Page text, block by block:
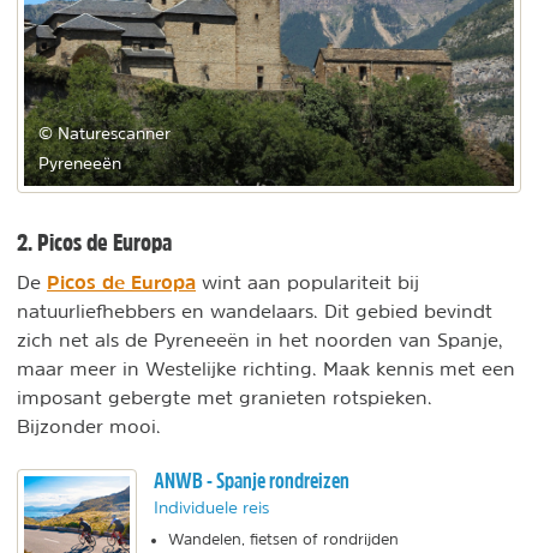
© Naturescanner
Pyreneeën
2. Picos de Europa
De Picos de Europa wint aan populariteit bij
natuurliefhebbers en wandelaars. Dit gebied bevindt
zich net als de Pyreneeën in het noorden van Spanje,
maar meer in Westelijke richting. Maak kennis met een
imposant gebergte met granieten rotspieken.
Bijzonder mooi.
ANWB - Spanje rondreizen
Individuele reis
Wandelen, fietsen of rondrijden